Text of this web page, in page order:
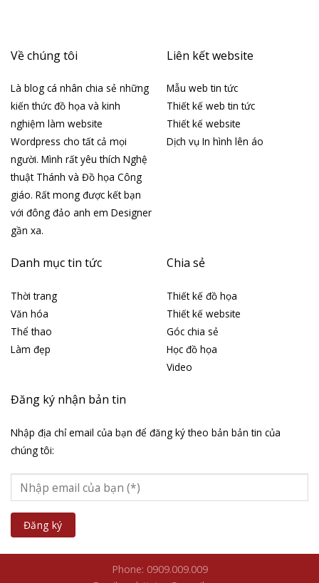
Về chúng tôi
Là blog cá nhân chia sẻ những
kiến thức đồ họa và kinh
nghiệm làm website
Wordpress cho tất cả mọi
người. Mình rất yêu thích Nghệ
thuật Thánh và Đồ họa Công
giáo. Rất mong được kết bạn
với đông đảo anh em Designer
gần xa.
Liên kết website
Mẫu web tin tức
Thiết kế web tin tức
Thiết kế website
Dịch vụ In hình lên áo
Danh mục tin tức
Thời trang
Văn hóa
Thể thao
Làm đẹp
Chia sẻ
Thiết kế đồ họa
Thiết kế website
Góc chia sẻ
Học đồ họa
Video
Đăng ký nhận bản tin
Nhập địa chỉ email của bạn để đăng ký theo bản bản tin của
chúng tôi:
Phone: 0909.009.009